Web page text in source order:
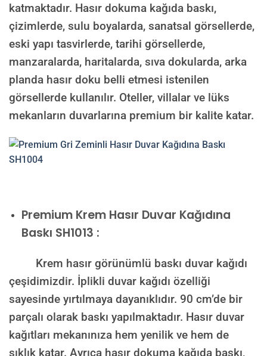
katmaktadır. Hasır dokuma kağıda baskı,
çizimlerde, sulu boyalarda, sanatsal görsellerde,
eski yapı tasvirlerde, tarihi görsellerde,
manzaralarda, haritalarda, sıva dokularda, arka
planda hasır doku belli etmesi istenilen
görsellerde kullanılır. Oteller, villalar ve lüks
mekanların duvarlarına premium bir kalite katar.
Premium Krem Hasır Duvar Kağıdına
Baskı SH1013 :
Krem hasır görünümlü baskı duvar kağıdı
çeşidimizdir. İplikli duvar kağıdı özelliği
sayesinde yırtılmaya dayanıklıdır. 90 cm’de bir
parçalı olarak baskı yapılmaktadır. Hasır duvar
kağıtları mekanınıza hem yenilik ve hem de
şıklık katar. Ayrıca hasır dokuma kağıda baskı,